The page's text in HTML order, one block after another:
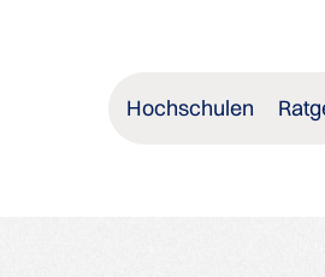
Hochschulen